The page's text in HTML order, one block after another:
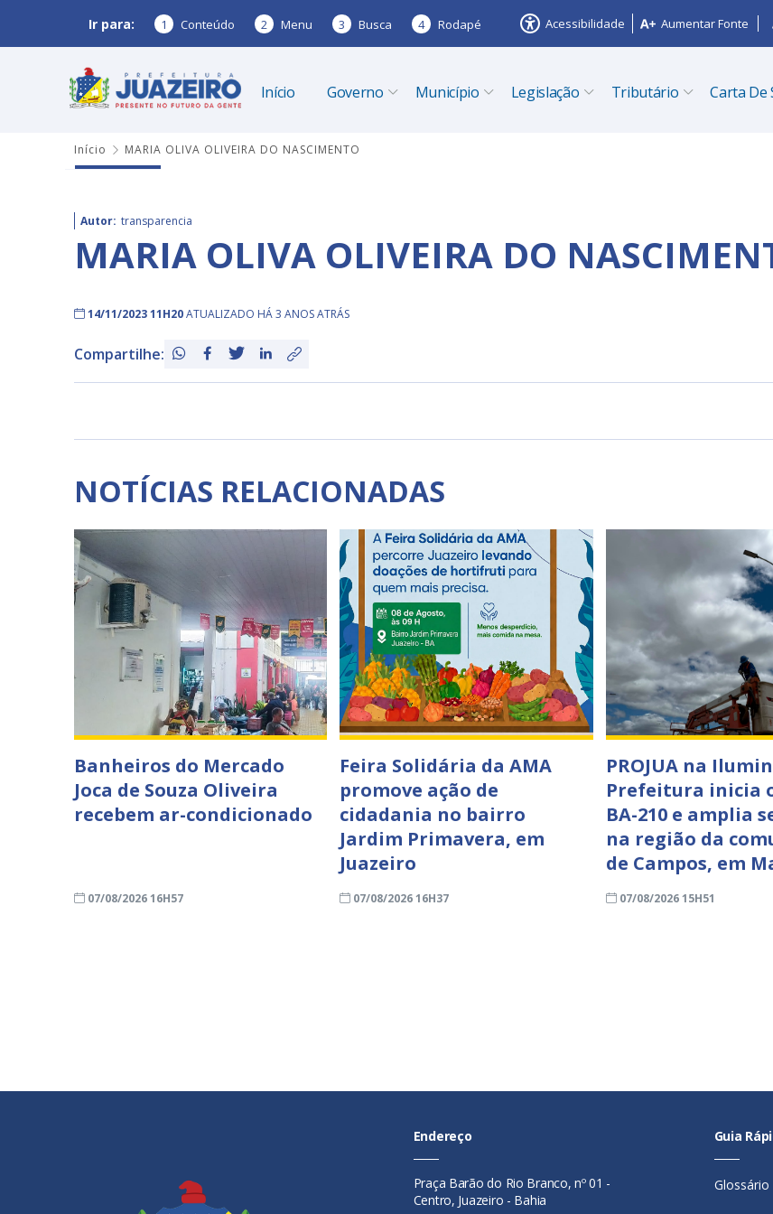
Ir para: 1 Conteúdo 2 Menu 3 Busca 4 Rodapé Acessibilidade Aumentar Fonte
Início Governo Município Legislação Tributário Carta De
Início MARIA OLIVA OLIVEIRA DO NASCIMENTO
Autor: transparencia
MARIA OLIVA OLIVEIRA DO
14/11/2023 11H20ATUALIZADO HÁ 3 ANOS ATRÁS
Compartilhe:
NOTÍCIAS RELACIONADAS
Banheiros do Mercado
Joca de Souza Oliveira
recebem ar-condicionado
07/08/2026 16H57
Feira Solidária da AMA
promove ação de
cidadania no bairro
Jardim Primavera, em
Juazeiro
07/08/2026 16H37
PROJUA na
Prefeitura inicia
BA-210 e amplia
na região da
de Campos, em
07/08/2026 15H51
Endereço
Praça Barão do Rio Branco, nº 01 -
Centro, Juazeiro - Bahia
Guia
Glossário